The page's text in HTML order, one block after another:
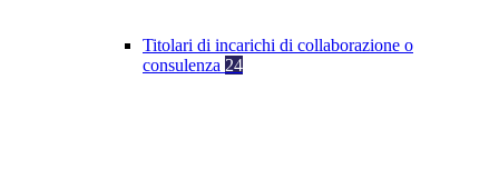
Titolari di incarichi di collaborazione o
consulenza 24